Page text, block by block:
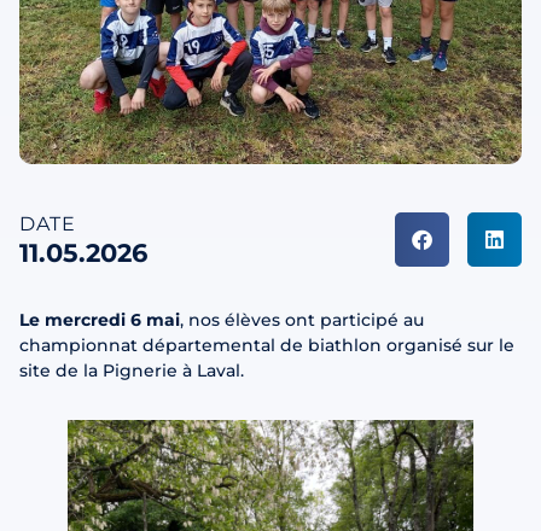
DATE
11.05.2026
Le mercredi 6 mai, nos élèves ont participé au
championnat départemental de biathlon organisé sur le
site de la Pignerie à Laval.